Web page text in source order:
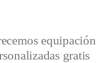
equipación
gratis